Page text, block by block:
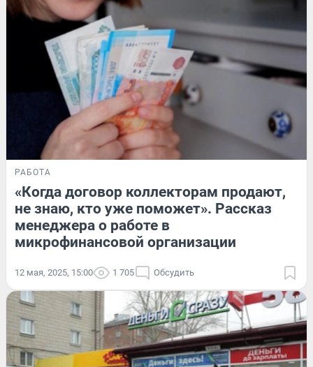
РАБОТА
«Когда договор коллекторам продают,
не знаю, кто уже поможет». Рассказ
менеджера о работе в
микрофинансовой организации
12 мая, 2025, 15:00 1 705 Обсудить